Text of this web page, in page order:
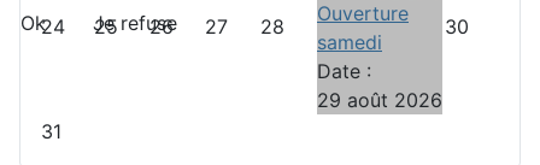
t24 25 26 27 28
Ouverture
samedi
Date :
29 août 2026
30
31
Ok Je refuse